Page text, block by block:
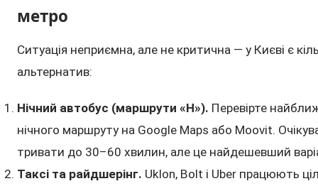
метро
Ситуація неприємна, але не критична — у Києві є
альтернатив:
Нічний автобус (маршрути «Н»). Перевірте
нічного маршруту на Google Maps або Moovit.
тривати до 30–60 хвилин, але це найдешевший
Таксі та райдшерінг. Uklon, Bolt і Uber працюють